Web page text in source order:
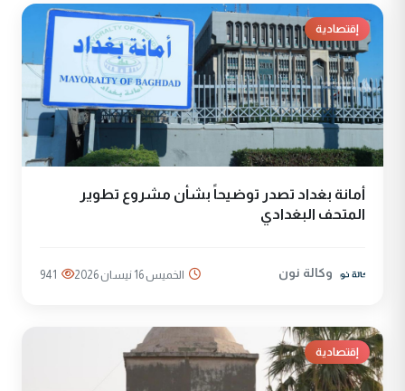
إقتصادية
أمانة بغداد تصدر توضيحاً بشأن مشروع تطوير
المتحف البغدادي
وكالة نون الخميس 16 نيسان 2026 941
إقتصادية